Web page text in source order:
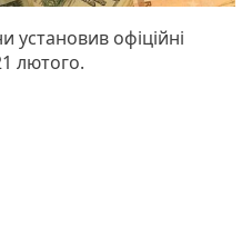
установив офіційні
лютого.